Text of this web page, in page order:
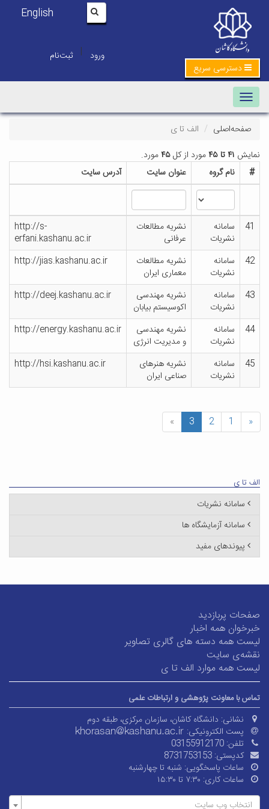
English
ورود | ثبت‌نام
دسترسی سریع
Toggle navigation
صفحه‌اصلی
الف تا ی
نمایش ۴۱ تا ۴۵ مورد از کل۴۵مورد.
#
نام گروه عنوان سایت آدرس سایت
41
سامانه
نشریات
نشریه مطالعات
عرفانی
http://s-
erfani.kashanu.ac.ir
42
سامانه
نشریات
نشریه مطالعات
معماری ایران
http://jias.kashanu.ac.ir
43
سامانه
نشریات
نشریه مهندسی
اکوسیستم بیابان
http://deej.kashanu.ac.ir
44
سامانه
نشریات
نشریه مهندسی
و مدیریت انرژی
http://energy.kashanu.ac.ir
45
سامانه
نشریات
نشریه هنرهای
صناعی ایران
http://hsi.kashanu.ac.ir
«
1
2
3
»
الف تا ی
سامانه نشریات
سامانه آزمایشگاه ها
پیوندهای مفید
صفحات پربازدید
خبرخوان همه اخبار
لیست همه دسته های گالری تصاویر
نقشه‌ی سایت
لیست همه موارد الف تا ی
تماس با معاونت پژوهشی و ارتباطات علمی
نشانی: دانشگاه کاشان، سازمان مرکزی، طبقه دوم
پست الکترونیکی:
تلفن: 03155912170
کدپستی: 8731753153
ساعات پاسخگویی: شنبه تا چهارشنبه
ساعات کاری: ۷:۳۰ تا ۱۵:۳۰
انتخاب وب سایت